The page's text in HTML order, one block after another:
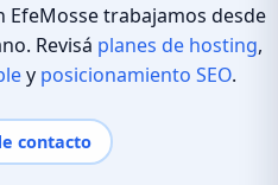
EfeMosse trabajamos desde
Revisá planes de hosting,
y posicionamiento SEO.
contacto